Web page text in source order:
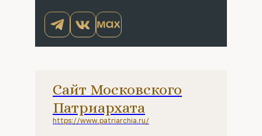
Сайт Московского
Патриархата
https://www.patriarchia.ru/